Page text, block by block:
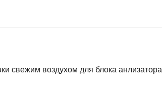
свежим воздухом для блока анлизатора